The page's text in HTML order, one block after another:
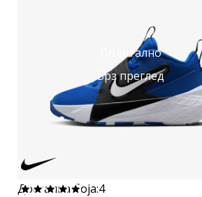
Подетално
Брз преглед
Достапна боја:4